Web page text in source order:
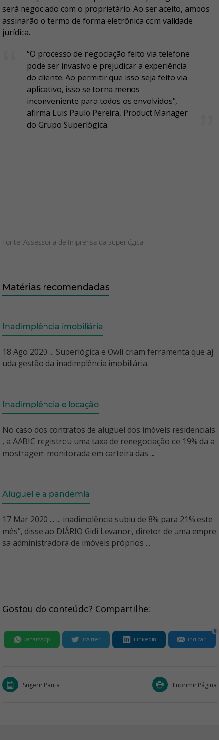
será negociado com o proprietário. Ao ser aceito, ambos
assinarão o termo de forma eletrônica com validade
jurídica.
“O processo de negociação feito via telefone
pode ser invasivo e prejudicar a experiência
do cliente. Ao permitir que isso seja feito via
aplicativo, isso se torna menos
inconveniente para todos os envolvidos”,
afirma Luis Paulo Pereira, Product Manager
do Grupo Superlógica.
Fonte: Assessoria de Imprensa da Superlógica.
Matérias recomendadas
Inadimplência imobiliária
18 Ago 2020 ... Superlógica e Owli criam ferramenta que aj
uda gestão da inadimplência imobiliária.
Inadimplência e locação
No caso dos contratos de aluguel dos imóveis residenciais
, a AABIC registrou uma taxa de renegociação de 19% da a
mostragem monitorada em carteira das ...
Aluguel e a pandemia
17 Mar 2020 ... ... inadimplência subiu de 8% para 21% este
mês”, disse ao DIÁRIO Gidi Levanon, diretor de uma empre
sa administradora de imóveis próprios ...
Gostou do conteúdo? Compartilhe:
WhatsApp Twitter LinkedIn Indicar
0
Sugerir Pauta Imprimir Página